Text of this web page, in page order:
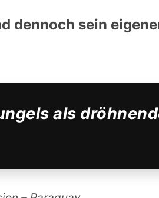
dennoch sein
als